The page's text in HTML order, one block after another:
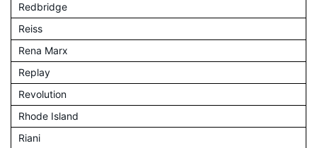
Redbridge
Reiss
Rena Marx
Replay
Revolution
Rhode Island
Riani